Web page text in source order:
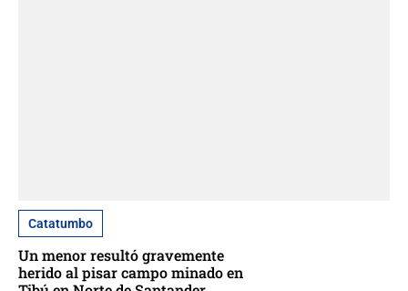
Catatumbo
Un menor resultó gravemente
herido al pisar campo minado en